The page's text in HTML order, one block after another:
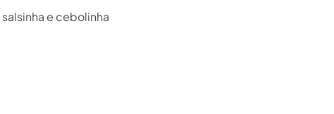
e cebolinha